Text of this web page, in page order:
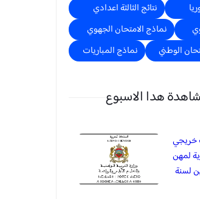
نتائج الثالثة اعدادي
نماذج الامتحان الجهوي
الوطني
نماذج المباريات
هدا الاسبوع
خريجي
لمهن
لسنة